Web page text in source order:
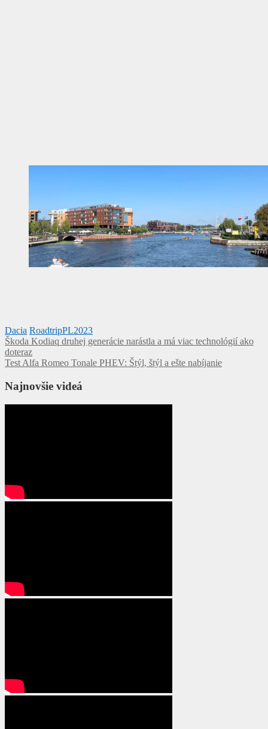
Dacia RoadtripPL2023
Navigácia
v
Škoda Kodiaq druhej generácie narástla a má viac technológií ako
doteraz
Test Alfa Romeo Tonale PHEV: Štýl, štýl a ešte nabíjanie
Najnovšie videá